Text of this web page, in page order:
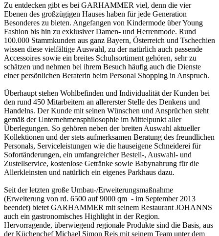
Zu entdecken gibt es bei GARHAMMER viel, denn die vier
Ebenen des großzügigen Hauses haben für jede Generation
Besonderes zu bieten. Angefangen von Kindermode über Young
Fashion bis hin zu exklusiver Damen- und Herrenmode. Rund
100.000 Stammkunden aus ganz Bayern, Österreich und Tschechien
wissen diese vielfältige Auswahl, zu der natürlich auch passende
Accessoires sowie ein breites Schuhsortiment gehören, sehr zu
schätzen und nehmen bei ihrem Besuch häufig auch die Dienste
einer persönlichen Beraterin beim Personal Shopping in Anspruch.
Überhaupt stehen Wohlbefinden und Individualität der Kunden bei
den rund 450 Mitarbeitern an allererster Stelle des Denkens und
Handelns. Der Kunde mit seinen Wünschen und Ansprüchen steht
gemäß der Unternehmensphilosophie im Mittelpunkt aller
Überlegungen. So gehören neben der breiten Auswahl aktueller
Kollektionen und der stets aufmerksamen Beratung des freundlichen
Personals, Serviceleistungen wie die hauseigene Schneiderei für
Sofortänderungen, ein umfangreicher Bestell-, Auswahl- und
Zustellservice, kostenlose Getränke sowie Babynahrung für die
Allerkleinsten und natürlich ein eigenes Parkhaus dazu.
Seit der letzten große Umbau-/Erweiterungsmaßnahme
(Erweiterung von rd. 6500 auf 9000 qm - im September 2013
beendet) bietet GARHAMMER mit seinem Restaurant JOHANNS
auch ein gastronomisches Highlight in der Region.
Hervorragende, überwiegend regionale Produkte sind die Basis, aus
der Küchenchef Michael Simon Reis mit seinem Team unter dem